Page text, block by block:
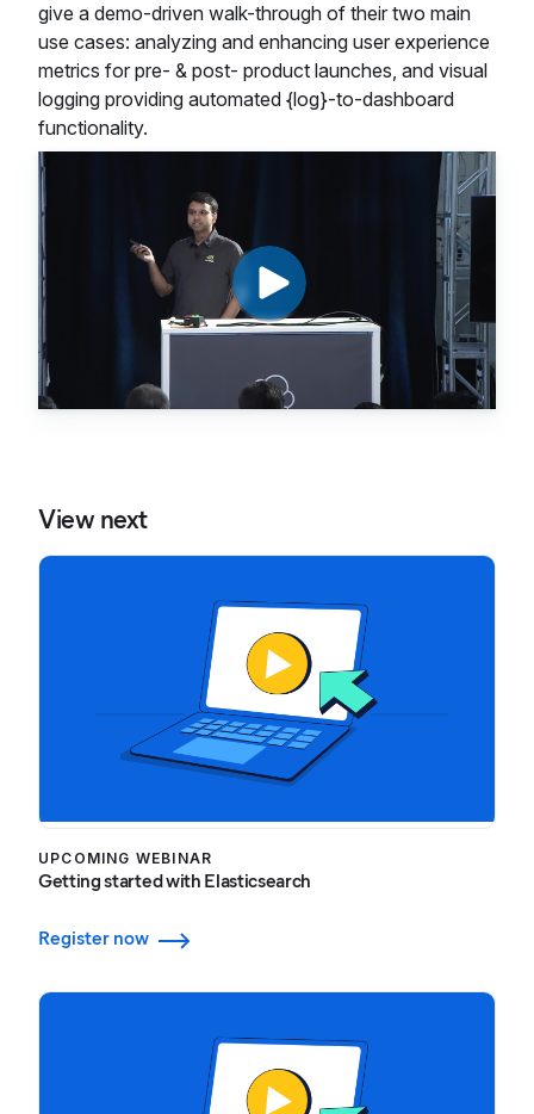
give a demo-driven walk-through of their two main
use cases: analyzing and enhancing user experience
metrics for pre- & post- product launches, and visual
logging providing automated {log}-to-dashboard
functionality.
View next
UPCOMING WEBINAR
Getting started with Elasticsearch
Register now